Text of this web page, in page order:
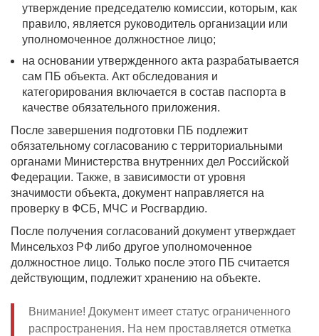
утверждение председателю комиссии, которым, как
правило, является руководитель организации или
уполномоченное должностное лицо;
на основании утвержденного акта разрабатывается
сам ПБ объекта. Акт обследования и
категорирования включается в состав паспорта в
качестве обязательного приложения.
После завершения подготовки ПБ подлежит
обязательному согласованию с территориальными
органами Министерства внутренних дел Российской
Федерации. Также, в зависимости от уровня
значимости объекта, документ направляется на
проверку в ФСБ, МЧС и Росгвардию.
После получения согласований документ утверждает
Минсельхоз РФ либо другое уполномоченное
должностное лицо. Только после этого ПБ считается
действующим, подлежит хранению на объекте.
Внимание! Документ имеет статус ограниченного
распространения. На нем проставляется отметка